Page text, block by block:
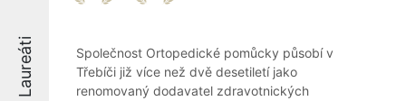
Laureáti
Společnost Ortopedické pomůcky působí v
Třebíči již více než dvě desetiletí jako
renomovaný dodavatel zdravotnických